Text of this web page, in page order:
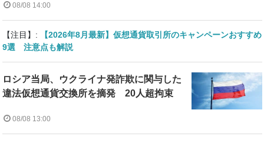
08/08 14:00
【注目】:
【2026年8月最新】仮想通貨取引所のキャンペーンおすすめ
9選 注意点も解説
ロシア当局、ウクライナ発詐欺に関与した
違法仮想通貨交換所を摘発 20人超拘束
08/08 13:00